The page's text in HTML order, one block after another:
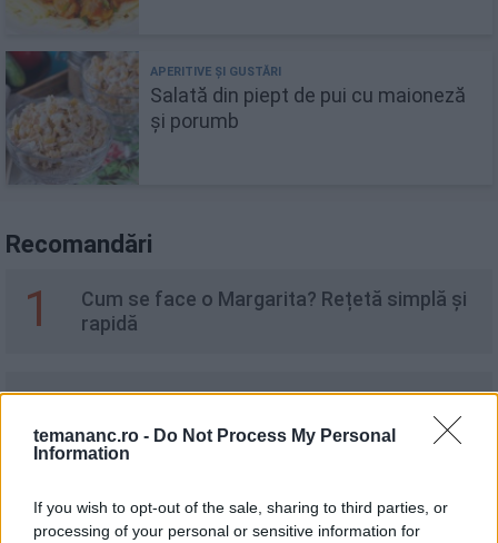
temananc.ro - Do Not Process My Personal
Information
If you wish to opt-out of the sale, sharing to third parties, or
processing of your personal or sensitive information for
Salată din piept de pui cu maioneză
și porumb
Recomandări
1
Cum se face o Margarita? Rețetă simplă și
rapidă
2
3 Foi de napolitană cu glazură